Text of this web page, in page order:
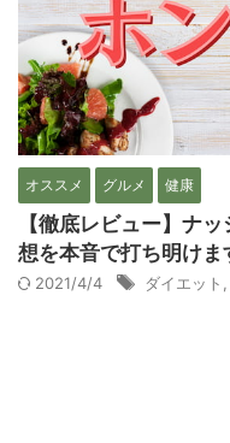
オススメ グルメ 健康
【徹底レビュー】ナ
想を本音で打ち明けま
2021/4/4 ダイエット ,